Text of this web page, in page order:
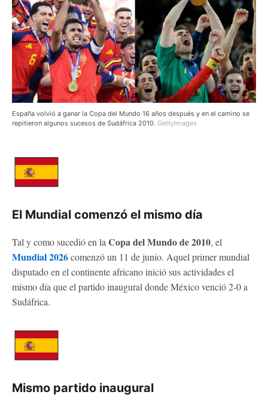
España volvió a ganar la Copa del Mundo 16 años después y en el camino se
repitieron algunos sucesos de Sudáfrica 2010. GettyImages
El Mundial comenzó el mismo día
Tal y como sucedió en la Copa del Mundo de 2010, el
Mundial 2026comenzó un 11 de junio. Aquel primer mundial
disputado en el continente africano inició sus actividades el
mismo día que el partido inaugural donde México venció 2-0 a
Sudáfrica.
Mismo partido inaugural